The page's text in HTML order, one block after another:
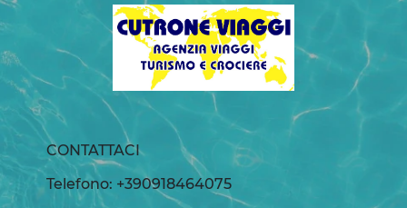
CONTATTACI
Telefono: +390918464075